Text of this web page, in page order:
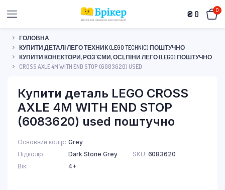
₴ 0 0
ГОЛОВНА
КУПИТИ ДЕТАЛІ ЛЕГО ТЕХНИК (LEGO TECHNIC) ПОШТУЧНО
КУПИТИ КОНЕКТОРИ, РОЗ'ЄМИ, ОСІ, ПІНИ ЛЕГО (LEGO) ПОШТУЧНО
CROSS AXLE 4M WITH END STOP (6083620) USED
Купити деталь LEGO CROSS
AXLE 4M WITH END STOP
(6083620) used поштучно
Основний колір Grey
Підколір
Dark Stone Grey
Вік
4+
SKU: 6083620